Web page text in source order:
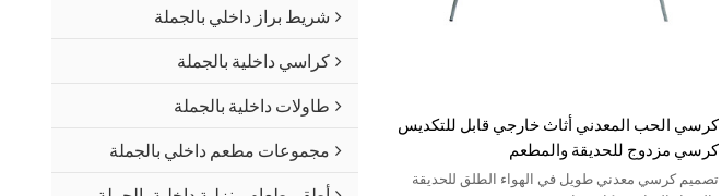
شريط براز داخلي بالجملة
كراسي داخلية بالجملة
طاولات داخلية بالجملة
مجموعات مطعم داخلي بالجملة
كرسي الحب المعدني أثاث خارجي قابل للتكديس
كرسي مزدوج للحديقة والمطعم
تصميم كرسي معدني طويل في الهواء الطلق للحديقة